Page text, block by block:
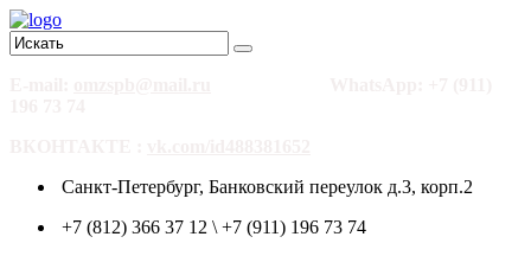
Санкт-Петербург, Банковский переулок д.3, корп.2
+7 (812) 366 37 12 \ +7 (911) 196 73 74